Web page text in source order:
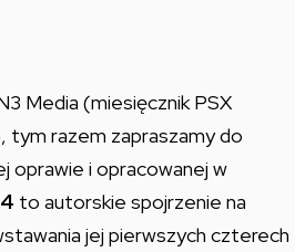
Media (miesięcznik PSX
razem zapraszamy do
oprawie i opracowanej w
to autorskie spojrzenie na
jej pierwszych czterech